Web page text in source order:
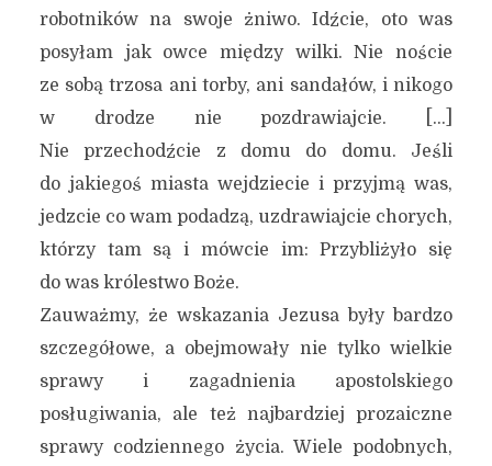
robotników na swoje żniwo. Idźcie, oto was
posyłam jak owce między wilki. Nie noście
ze sobą trzosa ani torby, ani sandałów, i nikogo
w drodze nie pozdrawiajcie. […]
Nie przechodźcie z domu do domu. Jeśli
do jakiegoś miasta wejdziecie i przyjmą was,
jedzcie co wam podadzą, uzdrawiajcie chorych,
którzy tam są i mówcie im: Przybliżyło się
do was królestwo Boże.
Zauważmy, że wskazania Jezusa były bardzo
szczegółowe, a obejmowały nie tylko wielkie
sprawy i zagadnienia apostolskiego
posługiwania, ale też najbardziej prozaiczne
sprawy codziennego życia. Wiele podobnych,